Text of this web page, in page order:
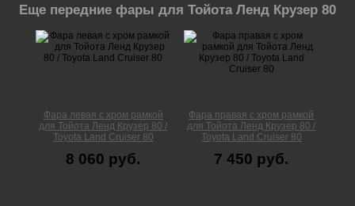
Еще передние фары для Тойота Ленд Крузер 80
Фара левая с хром рамкой
для Тойота Ленд Крузер 80 /
Toyota Land Cruiser 80
8 060 руб.
Фара правая с хром рамкой
для Тойота Ленд Крузер 80 /
Toyota Land Cruiser 80
7 450 руб.